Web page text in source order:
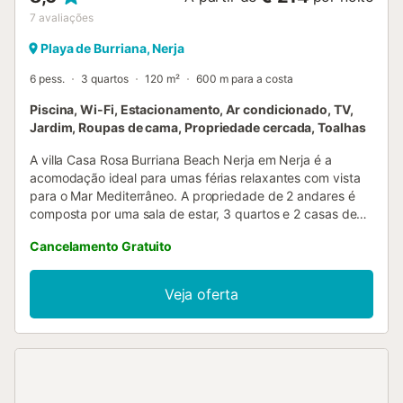
7 avaliações
Playa de Burriana, Nerja
6 pess. 3 quartos 120 m² 600 m para a costa
Piscina, Wi-Fi, Estacionamento, Ar condicionado, TV,
Jardim, Roupas de cama, Propriedade cercada, Toalhas
A villa Casa Rosa Burriana Beach Nerja em Nerja é a
acomodação ideal para umas férias relaxantes com vista
para o Mar Mediterrâneo. A propriedade de 2 andares é
composta por uma sala de estar, 3 quartos e 2 casas de
comodidades adicionais incluem Wi-Fi com um espaço de
trabalho dedicado para escritório em casa, uma televisão,
ar condicionado, bem como uma máquina de lavar roupa.
Um berço também está disponível. Este alojamento não
oferece: toalhas. Este aluguer de férias possui uma
Cancelamento Gratuito
Veja oferta